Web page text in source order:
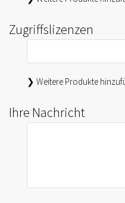
Zugriffslizenzen
❯ Weitere Produkte
Ihre Nachricht